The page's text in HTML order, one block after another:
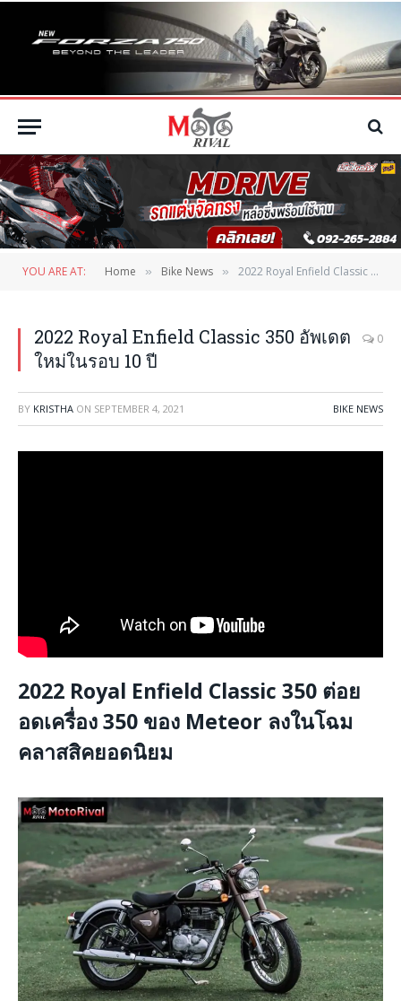
YOU ARE AT: Home » Bike News » 2022 Royal Enfield Classic 350 อัพเดตใหม่ในรอบ 10 ปี
2022 Royal Enfield Classic 350 อัพเดต
ใหม่ในรอบ 10 ปี
0
BY KRISTHA ON SEPTEMBER 4, 2021 BIKE NEWS
2022 Royal Enfield Classic 350 ต่อย
อดเครื่อง 350 ของ Meteor ลงในโฉม
คลาสสิคยอดนิยม